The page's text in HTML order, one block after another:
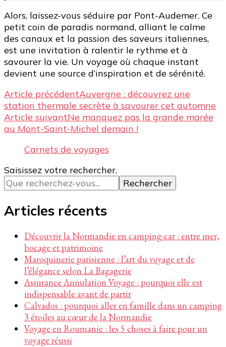
Alors, laissez-vous séduire par Pont-Audemer. Ce
petit coin de paradis normand, alliant le calme
des canaux et la passion des saveurs italiennes,
est une invitation à ralentir le rythme et à
savourer la vie. Un voyage où chaque instant
devient une source d’inspiration et de sérénité.
Navigation
d’article
Article précédentAuvergne : découvrez une
station thermale secrète à savourer cet automne
Article suivantNe manquez pas la grande marée
au Mont-Saint-Michel demain !
Carnets de voyages
Vous
recherchiez
quelque
chose ?
Saisissez votre rechercher.
Articles récents
Découvrir la Normandie en camping-car : entre mer,
bocage et patrimoine
Maroquinerie parisienne : l’art du voyage et de
l’élégance selon La Bagagerie
Assurance Annulation Voyage : pourquoi elle est
indispensable avant de partir
Calvados : pourquoi aller en famille dans un camping
3 étoiles au cœur de la Normandie
Voyage en Roumanie : les 5 choses à faire pour un
voyage réussi